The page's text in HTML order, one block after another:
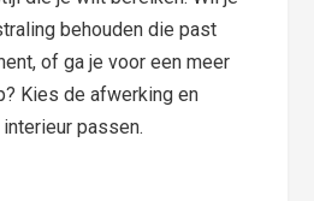
behouden die past
of ga je voor een meer
Kies de afwerking en
passen.